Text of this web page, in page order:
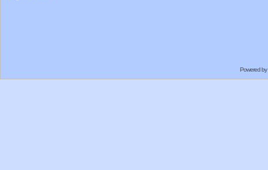
Powered by